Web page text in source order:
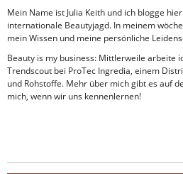
Mein Name ist Julia Keith und ich blogge
internationale Beautyjagd. In meinem
mein Wissen und meine persönliche
Beauty is my business: Mittlerweile arbeite
Trendscout bei ProTec Ingredia, einem
und Rohstoffe. Mehr über mich gibt es auf
mich, wenn wir uns kennenlernen!